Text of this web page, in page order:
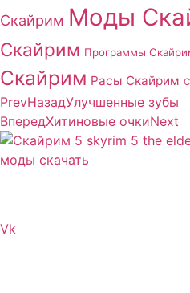
Скайрим Моды
Скайрим Программы
Скайрим Расы Скайрим
PrevНазадУлучшенные зубы
ВпередХитиновые очкиNext
Vk